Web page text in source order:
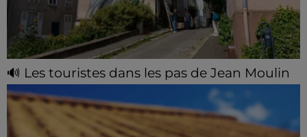
🔊 Les touristes dans les pas de Jean Moulin
Le « tourisme de mémoire » s'invite dans les sorties
estivales de Chartres Tourisme.